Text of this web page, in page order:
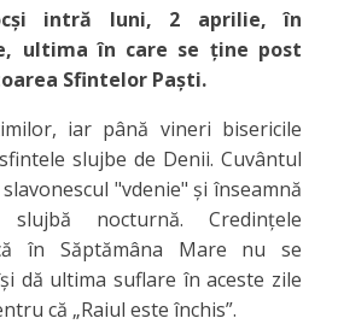
intră luni, 2 aprilie, în
ultima în care se ţine post
Sfintelor Paşti.
iar până vineri bisericile
slujbe de Denii. Cuvântul
"vdenie" şi înseamnă
nocturnă. Credinţele
în Săptămâna Mare nu se
dă ultima suflare în aceste zile
că „Raiul este închis”.